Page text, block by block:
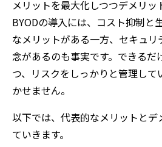
メリットを最大化しつつデメリッ
BYODの導入には、コスト抑制と
なメリットがある一方、セキュリ
念があるのも事実です。できるだ
つ、リスクをしっかりと管理して
かせません。
以下では、代表的なメリットと
ていきます。